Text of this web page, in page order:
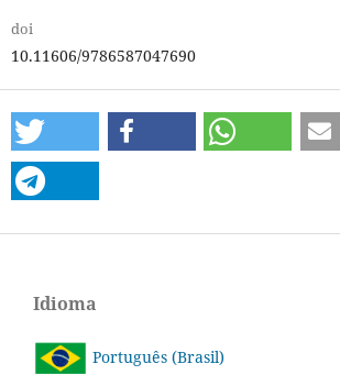
doi
10.11606/9786587047690
Idioma
Português (Brasil)